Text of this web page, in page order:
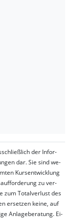
der In­for­
dar. Sie sind we­
Kurs­ent­wick­lung
zu ver­
zum To­tal­ver­lust des
er­setz­en kei­ne, auf
An­la­ge­be­ra­tung. Ei­